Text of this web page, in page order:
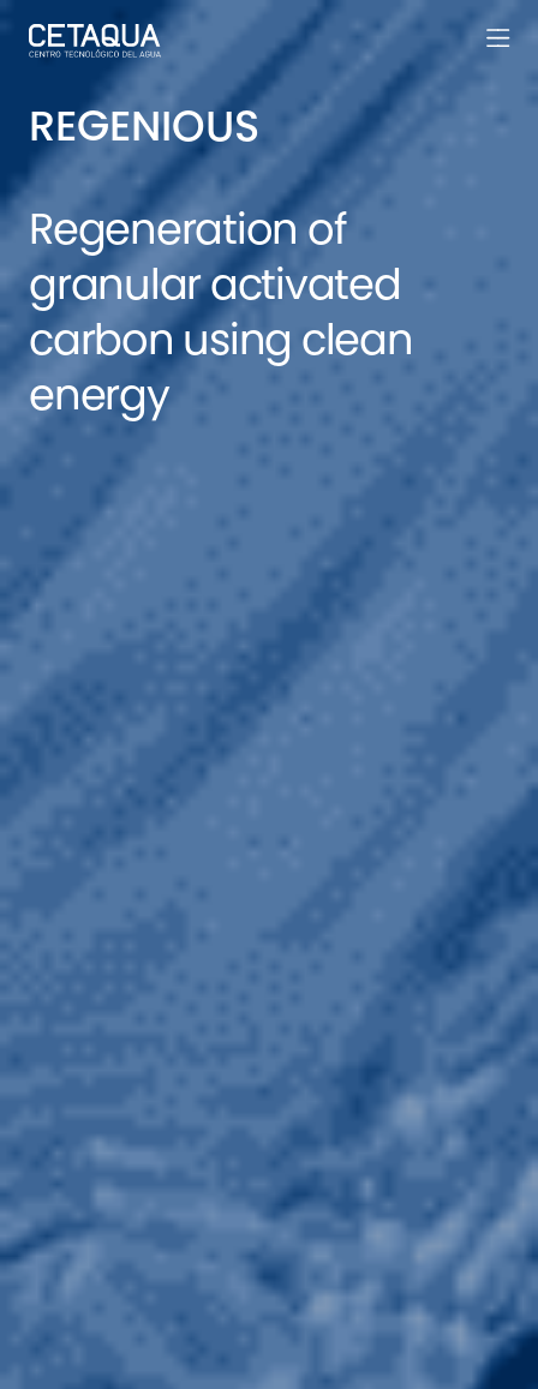
REGENIOUS
Regeneration of
granular activated
carbon using clean
energy